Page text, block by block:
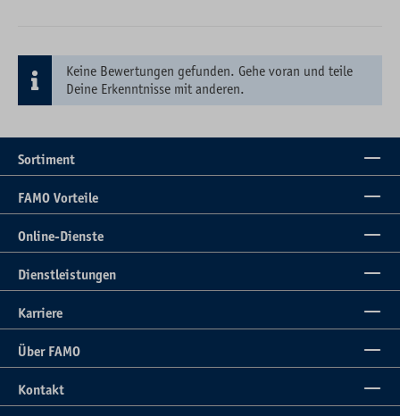
Keine Bewertungen gefunden. Gehe voran und teile
Deine Erkenntnisse mit anderen.
Sortiment
FAMO Vorteile
Online-Dienste
Dienstleistungen
Karriere
Über FAMO
Kontakt